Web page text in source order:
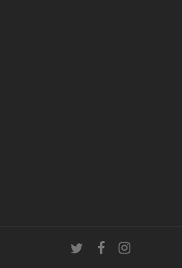
twitter facebookinstagram